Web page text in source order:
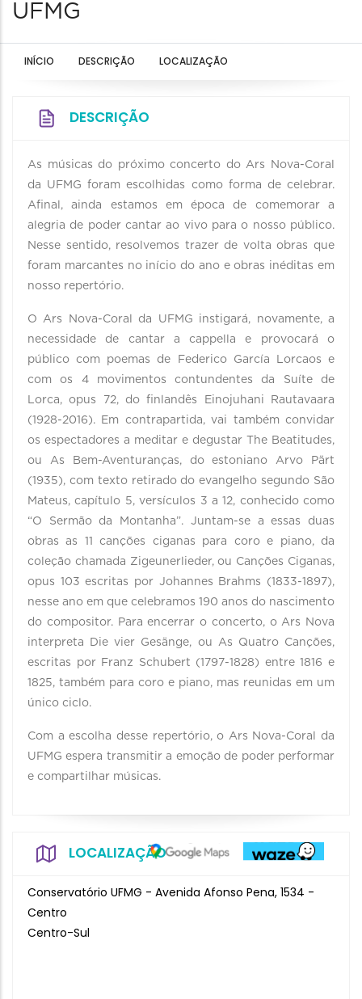
UFMG
INÍCIO DESCRIÇÃO LOCALIZAÇÃO
DESCRIÇÃO
As músicas do próximo concerto do Ars Nova-Coral
da UFMG foram escolhidas como forma de celebrar.
Afinal, ainda estamos em época de comemorar a
alegria de poder cantar ao vivo para o nosso público.
Nesse sentido, resolvemos trazer de volta obras que
foram marcantes no início do ano e obras inéditas em
nosso repertório.
O Ars Nova-Coral da UFMG instigará, novamente, a
necessidade de cantar a cappella e provocará o
público com poemas de Federico García Lorcaos e
com os 4 movimentos contundentes da Suíte de
Lorca, opus 72, do finlandês Einojuhani Rautavaara
(1928-2016). Em contrapartida, vai também convidar
os espectadores a meditar e degustar The Beatitudes,
ou As Bem-Aventuranças, do estoniano Arvo Pärt
(1935), com texto retirado do evangelho segundo São
Mateus, capítulo 5, versículos 3 a 12, conhecido como
“O Sermão da Montanha”. Juntam-se a essas duas
obras as 11 canções ciganas para coro e piano, da
coleção chamada Zigeunerlieder, ou Canções Ciganas,
opus 103 escritas por Johannes Brahms (1833-1897),
nesse ano em que celebramos 190 anos do nascimento
do compositor. Para encerrar o concerto, o Ars Nova
interpreta Die vier Gesänge, ou As Quatro Canções,
escritas por Franz Schubert (1797-1828) entre 1816 e
1825, também para coro e piano, mas reunidas em um
único ciclo.
Com a escolha desse repertório, o Ars Nova-Coral da
UFMG espera transmitir a emoção de poder performar
e compartilhar músicas.
LOCALIZAÇÃO
Conservatório UFMG - Avenida Afonso Pena, 1534 -
Centro
Centro-Sul